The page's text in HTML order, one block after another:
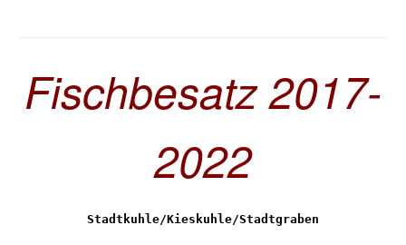
Fischbesatz 2017-
2022
Stadtkuhle/Kieskuhle/Stadtgraben